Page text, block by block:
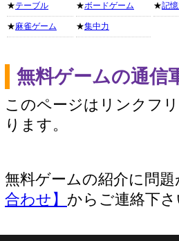
★テーブル
★麻雀ゲーム
★ボードゲーム
★集中力
★記
無料ゲームの通信
このページはリンクフ
ります。
無料ゲームの紹介に問
合わせ】 からご連絡下さ